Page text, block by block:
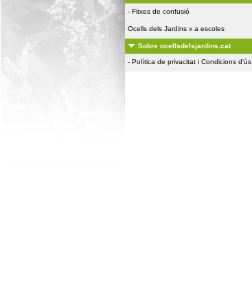
- Fitxes de confusió
Ocells dels Jardins x a escoles
Sobre ocellsdelsjardins.cat
- Política de privacitat i Condicions d'ús